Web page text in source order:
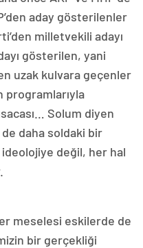
aday gösterilenler
milletvekili adayı
gösterilen, yani
uzak kulvara geçenler
programlarıyla
Solum diyen
daha soldaki bir
ideolojiye değil, her hal
meselesi eskilerde de
bir gerçekliği